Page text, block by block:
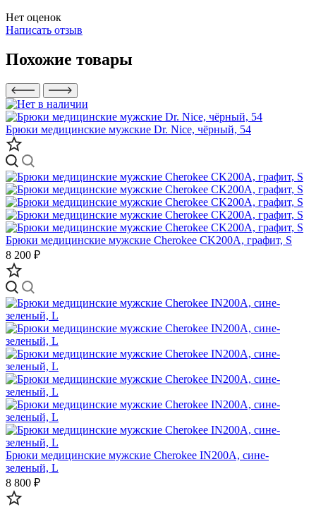
Нет оценок
Написать отзыв
Похожие товары
Брюки медицинские мужские Dr. Nice, чёрный, 54
Брюки медицинские мужские Cherokee CK200A, графит, S
8 200 ₽
Брюки медицинские мужские Cherokee IN200A, сине-
зеленый, L
8 800 ₽